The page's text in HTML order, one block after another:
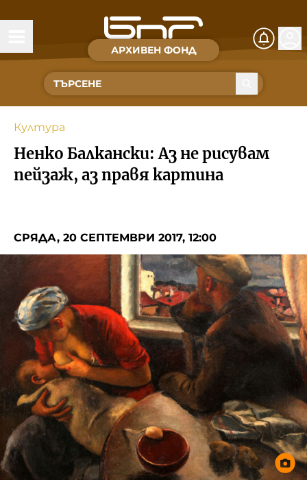
АРХИВЕН ФОНД
Времена и хора
Култура
Музика
Спорт
Съвет за електронни медии
БНР Новини
Детското.БНР
Култура
Ненко Балкански: Аз не рисувам
пейзаж, аз правя картина
СРЯДА, 20 СЕПТЕМВРИ 2017, 12:00